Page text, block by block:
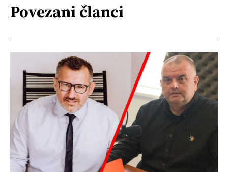
Povezani članci